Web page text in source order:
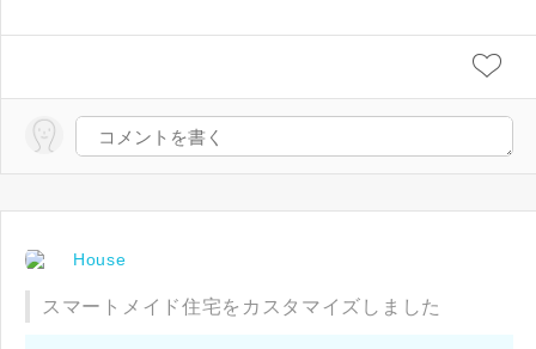
House
スマートメイド住宅をカスタマイズしました